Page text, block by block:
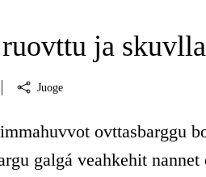
ja
Juoge
ovttasbarggu
galgá veahkehit